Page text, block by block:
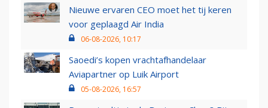
Nieuwe ervaren CEO moet het tij keren
voor geplaagd Air India
06-08-2026, 10:17
Saoedi’s kopen vrachtafhandelaar
Aviapartner op Luik Airport
05-08-2026, 16:57